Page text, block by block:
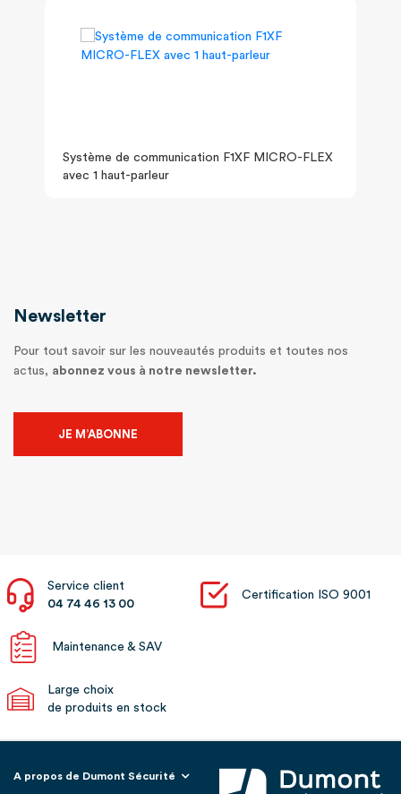
Système de communication F1XF MICRO-FLEX
avec 1 haut-parleur
Newsletter
Pour tout savoir sur les nouveautés produits et toutes nos
actus, abonnez vous à notre newsletter.
JE M’ABONNE
Service client
04 74 46 13 00
Certification ISO 9001
Maintenance & SAV
Large choix
de produits en stock
A propos de Dumont Sécurité